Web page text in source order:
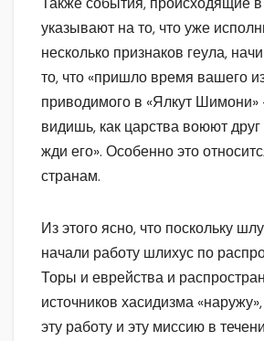
указывают на то, что уже
несколько признаков геула,
то, что «пришло время вашего
приводимого в «Ялкут Шимони»
видишь, как царства воюют друг
жди его». Особенно это
странам.
Из этого ясно, что поскольку
начали работу шлихус по
Торы и еврейства и
источников хасидизма
эту работу и эту миссию в